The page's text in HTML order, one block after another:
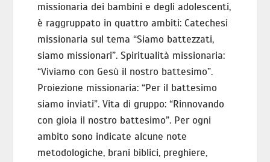
missionaria dei bambini e degli adolescenti,
è raggruppato in quattro ambiti: Catechesi
missionaria sul tema “Siamo battezzati,
siamo missionari”. Spiritualità missionaria:
“Viviamo con Gesù il nostro battesimo”.
Proiezione missionaria: “Per il battesimo
siamo inviati”. Vita di gruppo: “Rinnovando
con gioia il nostro battesimo”. Per ogni
ambito sono indicate alcune note
metodologiche, brani biblici, preghiere,